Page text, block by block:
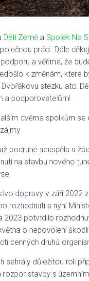
Děti Země a Spolek Na
práci. Dále
a věříme, že
k změnám, které
stezku atd.
a podporovatelům!
dvěma spolkům se
podruhé neuspěla s
na stavbu nového
dopravy v září 2022
rozhodnutí a nyní
2023 potvrdilo
o nepovolení
cenných druhů
sehrály důležitou roli
rozpor stavby s